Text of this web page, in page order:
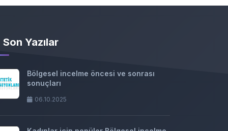
Son Yazılar
Bölgesel incelme öncesi ve sonrası
sonuçları
06.10.2025